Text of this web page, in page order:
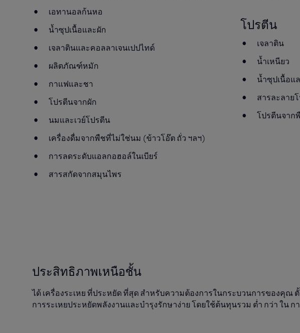
เอทานอลก้นหอ
น้ำซุปเนื้อและผัก
เจลาตินและคอลลาเจนเปปไทด์
ผลิตภัณฑ์หมัก
กาแฟและชา
โปรตีนจากผัก
นมและเวย์โปรตีน
เครื่องดื่มจากพืชที่ไม่ใช่นม (ข้าวโอ๊ต ถั่ว ฯลฯ)
การลดระดับแอลกอฮอล์ในเบียร์
สารสกัดจากสมุนไพร
โปรตีน
เจลาติน
น้ำเหนียว
น้ำซุปเนื้อแ
สารละลาย
โปรตีนจาก
ประสิทธิภาพเหนือชั้น
ได้ เครื่องระเหยที่ประหยัดที่สุด สําหรับความต้องการในกระบวนการของคุณ
การระเหยประหยัดพลังงานและบํารุงรักษาง่ายโดยใช้ต้นทุนรวม ต่ำ กว่าในก